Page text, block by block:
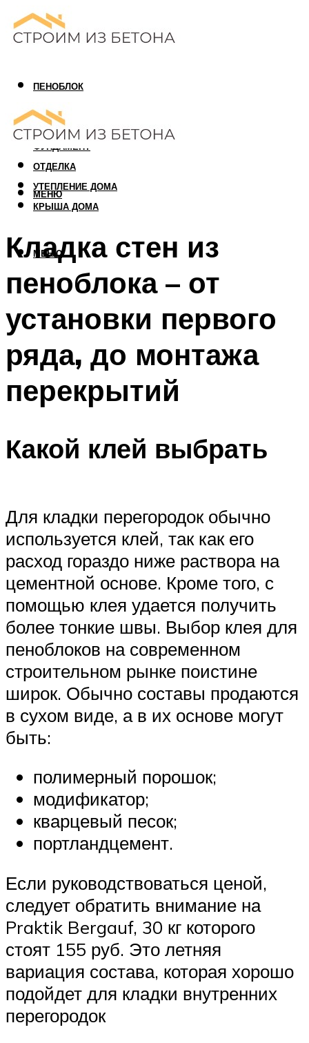
ПЕНОБЛОК
ГАЗОБЛОК
АРБОЛИТОВЫЙ БЛОК
ФУНДАМЕНТ
ОТДЕЛКА
УТЕПЛЕНИЕ ДОМА
КРЫША ДОМА
МЕНЮ
МЕНЮ
Кладка стен из
пеноблока – от
установки первого
ряда, до монтажа
перекрытий
Какой клей выбрать
Для кладки перегородок обычно
используется клей, так как его
расход гораздо ниже раствора на
цементной основе. Кроме того, с
помощью клея удается получить
более тонкие швы. Выбор клея для
пеноблоков на современном
строительном рынке поистине
широк. Обычно составы продаются
в сухом виде, а в их основе могут
быть:
полимерный порошок;
модификатор;
кварцевый песок;
портландцемент.
Если руководствоваться ценой,
следует обратить внимание на
Praktik Bergauf, 30 кг которого
стоят 155 руб. Это летняя
вариация состава, которая хорошо
подойдет для кладки внутренних
перегородок